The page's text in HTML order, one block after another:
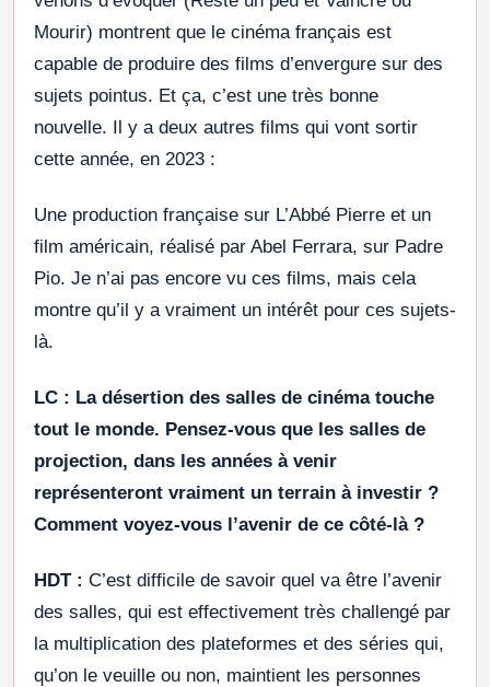
Mourir) montrent que le cinéma français est
capable de produire des films d’envergure sur des
sujets pointus. Et ça, c’est une très bonne
nouvelle. Il y a deux autres films qui vont sortir
cette année, en 2023 :
Une production française sur L’Abbé Pierre et un
film américain, réalisé par Abel Ferrara, sur Padre
Pio. Je n’ai pas encore vu ces films, mais cela
montre qu’il y a vraiment un intérêt pour ces sujets-
là.
LC : La désertion des salles de cinéma touche
tout le monde. Pensez-vous que les salles de
projection, dans les années à venir
représenteront vraiment un terrain à investir ?
Comment voyez-vous l’avenir de ce côté-là ?
HDT : C’est difficile de savoir quel va être l’avenir
des salles, qui est effectivement très challengé par
la multiplication des plateformes et des séries qui,
qu’on le veuille ou non, maintient les personnes